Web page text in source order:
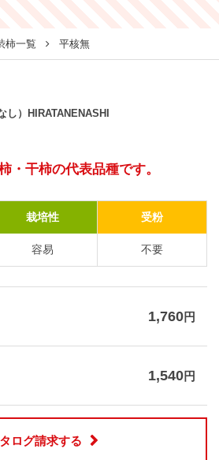
柿一覧 平核無
し）HIRATANENASHI
・干柿の代表品種です。
栽培性 受粉
容易 不要
1,760円
1,540円
ログ請求する